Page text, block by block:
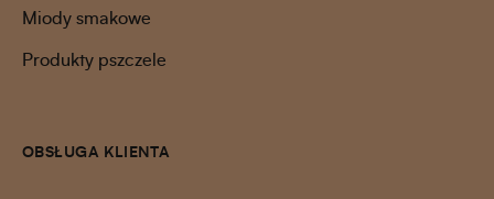
Miody smakowe
Produkty pszczele
OBSŁUGA KLIENTA